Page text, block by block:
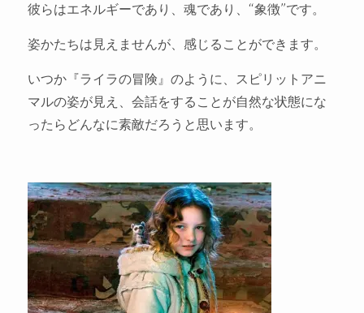
彼らはエネルギーであり、魂であり、“象徴”です。
姿かたちは見えませんが、感じることができます。
いつか『ライラの冒険』のように、スピリットアニ
マルの姿が見え、会話をすることが自然な状態にな
ったらどんなに素敵だろうと思います。